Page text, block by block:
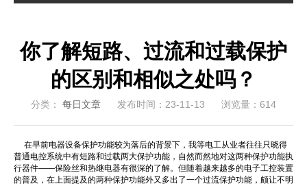
你了解短路、过流和过载保护
的区别和相似之处吗？
分类： 每日文章 发布时间：23-11-13 浏览量：614
在早前电器设备保护功能较为落后的背景下，我等电工从业者往往只晓得
普通电控系统中有短路和过载两大保护功能，自然而然地对这两种保护功能执
行器件――保险丝和热继电器有很深的了解。但随着越来越多的电子工控装置
的普及，在上面提及的两种保护功能外又多出了一个过流保护功能，颇让不明